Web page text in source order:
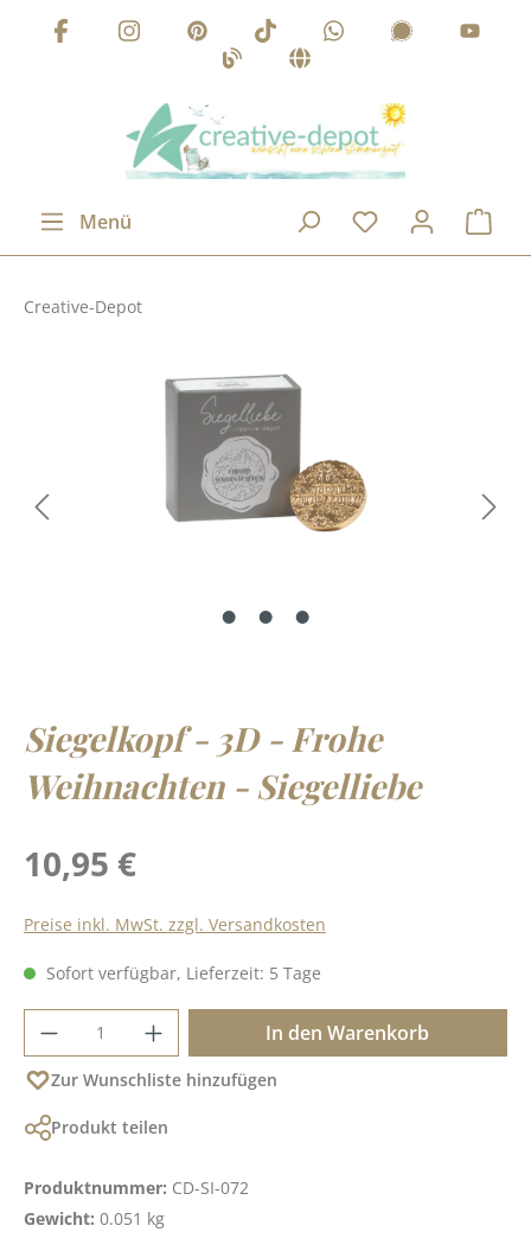
Zum Hauptinhalt springen
Menü
Creative-Depot
Siegelkopf - 3D - Frohe
Weihnachten - Siegelliebe
Regulärer Preis:
10,95 €
Preise inkl. MwSt. zzgl. Versandkosten
Sofort verfügbar, Lieferzeit: 5 Tage
Produkt Anzahl: Gib den gewünschten
In den Warenkorb
Zur Wunschliste hinzufügen
Produkt teilen
Produktnummer: CD-SI-072
Gewicht: 0.051 kg